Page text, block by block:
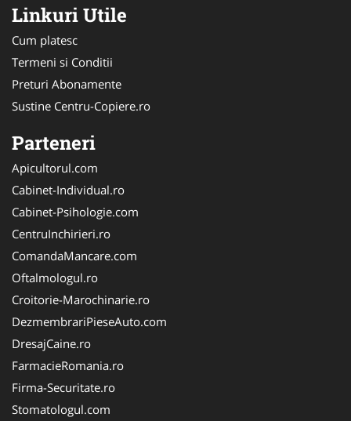
Linkuri Utile
Cum platesc
Termeni si Conditii
Preturi Abonamente
Sustine Centru-Copiere.ro
Parteneri
Apicultorul.com
Cabinet-Individual.ro
Cabinet-Psihologie.com
CentruInchirieri.ro
ComandaMancare.com
Oftalmologul.ro
Croitorie-Marochinarie.ro
DezmembrariPieseAuto.com
DresajCaine.ro
FarmacieRomania.ro
Firma-Securitate.ro
Stomatologul.com